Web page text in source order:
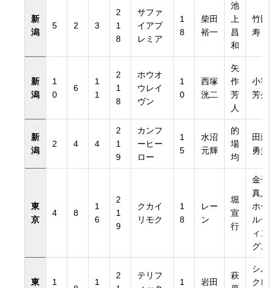
新
潟
5 2 3
2
1
8
サファ
イアプ
レミア
1
8
柴田
裕一
池
上
昌
和
竹田
寿
新
潟
1
0
6
1
1
2
1
8
ホウオ
ウレイ
ヴン
1
0
西塚
洸二
矢
作
芳
人
小笹
芳央
新
潟
2 4 4
2
1
9
カンフ
ーヒー
ロー
1
5
水沼
元輝
的
場
均
田頭
勇貴
東
京
4 8
1
6
2
1
9
クカイ
リモク
1
8
レー
ン
堀
宣
行
金子
真人
ホー
ルデ
ィン
グス
東
1
1
2
テリフ
1
岩田
萩
シル
クレ